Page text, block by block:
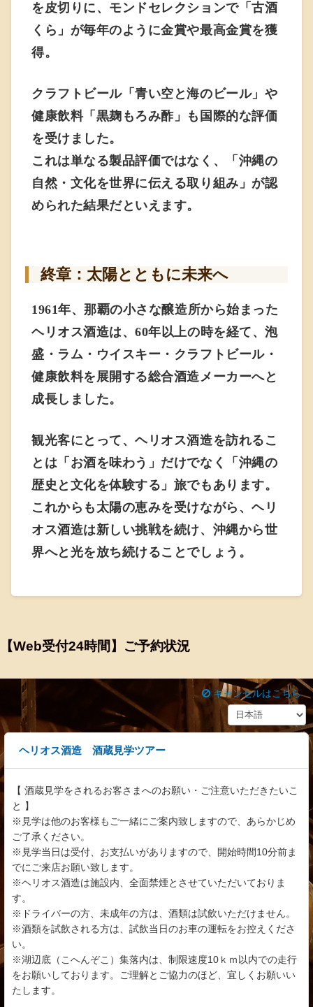
を皮切りに、モンドセレクションで「古酒
くら」が毎年のように金賞や最高金賞を獲
得。
クラフトビール「青い空と海のビール」や
健康飲料「黒麹もろみ酢」も国際的な評価
を受けました。
これは単なる製品評価ではなく、「沖縄の
自然・文化を世界に伝える取り組み」が認
められた結果だといえます。
終章：太陽とともに未来へ
1961年、那覇の小さな醸造所から始まった
ヘリオス酒造は、60年以上の時を経て、泡
盛・ラム・ウイスキー・クラフトビール・
健康飲料を展開する総合酒造メーカーへと
成長しました。
観光客にとって、ヘリオス酒造を訪れるこ
とは「お酒を味わう」だけでなく「沖縄の
歴史と文化を体験する」旅でもあります。
これからも太陽の恵みを受けながら、ヘリ
オス酒造は新しい挑戦を続け、沖縄から世
界へと光を放ち続けることでしょう。
【Web受付24時間】ご予約状況